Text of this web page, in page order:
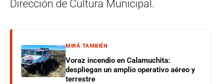
Dirección de Cultura Municipal.
MIRÁ TAMBIÉN
Voraz incendio en Calamuchita:
despliegan un amplio operativo aéreo y
terrestre